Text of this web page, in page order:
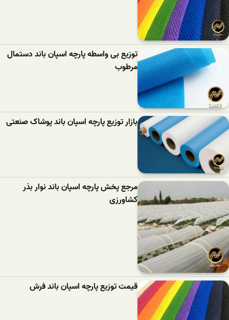
توزیع بی واسطه پارچه اسپان باند دستمال
مرطوب
بازار توزیع پارچه اسپان باند پوشاک صنعتی
مرجع پخش پارچه اسپان باند نوار بذر
کشاورزی
قیمت توزیع پارچه اسپان باند فرش